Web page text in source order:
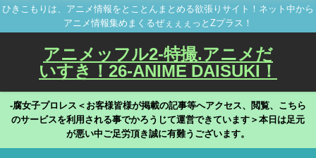
ひきこもりは、アニメ情報をとことんまとめる欲張りサイト！ネット中から
アニメ情報集めまくるぜぇぇぇっとZプラス！
アニメッフル2-特撮.アニメだ
いすき！26-ANIME DAISUKI！
-腐女子プロレス＜お客様皆様が掲載の記事等へアクセス、閲覧、こちら
のサービスを利用される事でかろうじて運営できています＞本日は足元
が悪い中ご足労頂き誠に有難うございます。